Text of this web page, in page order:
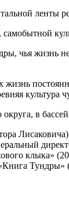
чья жизнь
округа, в
клыка»